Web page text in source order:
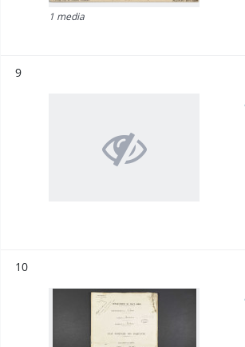
1 media
9
10